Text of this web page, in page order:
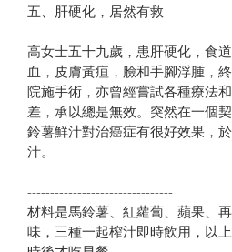
五、肝硬化，居然有救
高女士五十九歲，患肝硬化，食
血，皮膚黃疸，臉和手腳浮腫，
院施手術，亦曾經嘗試各種療法
差，承以總是無效。突然在一個
鈴薯鮮汁對治癌症有很好效果，
汁。
--------------------------------
材料是馬鈴薯、紅蘿蔔、蘋果、
味，三種一起榨汁即時飲用，以